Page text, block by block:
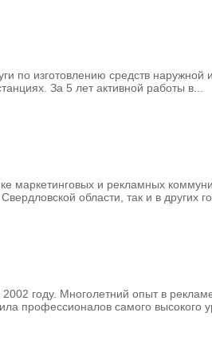
изготовлению средств
За 5 лет активной работы в...
маркетинговых и рекламных
области, так и в других
году. Многолетний опыт в
профессионалов самого высокого